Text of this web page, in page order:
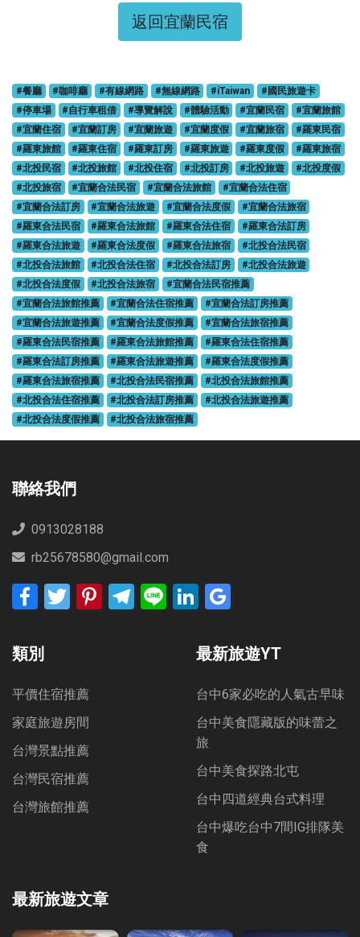
返回宜蘭民宿
#餐廳 #咖啡廳 #有線網路 #無線網路 #iTaiwan
#國民旅遊卡
#停車場
#自行車租借 #導覽解說 #體驗活動 #宜蘭民宿
#宜蘭旅館
#宜蘭住宿
#宜蘭訂房 #宜蘭旅遊 #宜蘭度假 #宜蘭旅宿
#羅東民宿
#羅東旅館
#羅東住宿 #羅東訂房 #羅東旅遊 #羅東度假
#羅東旅宿
#北投民宿
#北投旅館 #北投住宿 #北投訂房 #北投旅遊
#北投度假
#北投旅宿
#宜蘭合法民宿 #宜蘭合法旅館
#宜蘭合法住宿
#宜蘭合法訂房
#宜蘭合法旅遊 #宜蘭合法度假
#宜蘭合法旅宿
#羅東合法民宿
#羅東合法旅館 #羅東合法住宿
#羅東合法訂房
#羅東合法旅遊
#羅東合法度假 #羅東合法旅宿
#北投合法民宿
#北投合法旅館
#北投合法住宿 #北投合法訂房
#北投合法旅遊
#北投合法度假
#北投合法旅宿
#宜蘭合法民宿推薦
#宜蘭合法旅館推薦
#宜蘭合法住宿推薦
#宜蘭合法訂房推薦
#宜蘭合法旅遊推薦
#宜蘭合法度假推薦
#宜蘭合法旅宿推薦
#羅東合法民宿推薦
#羅東合法旅館推薦
#羅東合法住宿推薦
#羅東合法訂房推薦
#羅東合法旅遊推薦
#羅東合法度假推薦
#羅東合法旅宿推薦
#北投合法民宿推薦
#北投合法旅館推薦
#北投合法住宿推薦
#北投合法訂房推薦
#北投合法旅遊推薦
#北投合法度假推薦
#北投合法旅宿推薦
聯絡我們
0913028188
rb25678580@gmail.com
FacebookTwitter PinterestTelegram
Line LinkedIn
類別
平價住宿推薦
家庭旅遊房間
台灣景點推薦
台灣民宿推薦
台灣旅館推薦
最新旅遊文章
最新旅遊YT
台中6家必吃的人氣古早味
台中美食隱藏版的味蕾之
旅
台中美食探路北屯
台中四道經典台式料理
台中爆吃台中7間IG排隊美
食